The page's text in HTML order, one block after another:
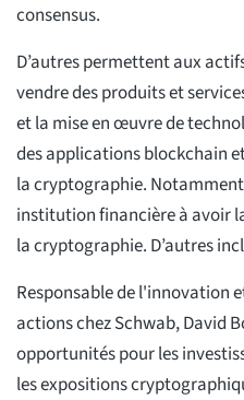
consensus.
D’autres permettent aux
vendre des produits et
et la mise en œuvre de
des applications blockchain
la cryptographie.
institution financière à avoir
la cryptographie. D’autres
Responsable de l'innovation
actions chez Schwab, David
opportunités pour les
les expositions